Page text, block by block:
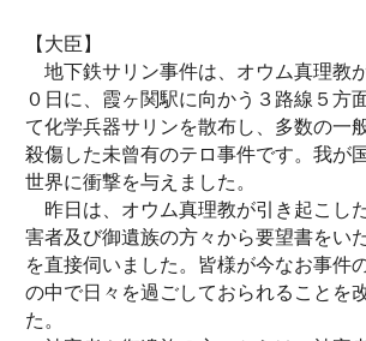
【大臣】
地下鉄サリン事件は、オウム真理教
０日に、霞ヶ関駅に向かう３路線５方
て化学兵器サリンを散布し、多数の一
殺傷した未曾有のテロ事件です。我が
世界に衝撃を与えました。
昨日は、オウム真理教が引き起こし
害者及び御遺族の方々から要望書をい
を直接伺いました。皆様が今なお事件
の中で日々を過ごしておられることを
た。